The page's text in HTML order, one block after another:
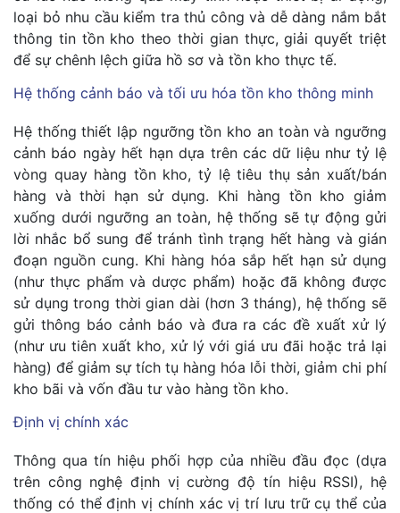
loại bỏ nhu cầu kiểm tra thủ công và dễ dàng nắm bắt
thông tin tồn kho theo thời gian thực, giải quyết triệt
để sự chênh lệch giữa hồ sơ và tồn kho thực tế.
Hệ thống cảnh báo và tối ưu hóa tồn kho thông minh
Hệ thống thiết lập ngưỡng tồn kho an toàn và ngưỡng
cảnh báo ngày hết hạn dựa trên các dữ liệu như tỷ lệ
vòng quay hàng tồn kho, tỷ lệ tiêu thụ sản xuất/bán
hàng và thời hạn sử dụng. Khi hàng tồn kho giảm
xuống dưới ngưỡng an toàn, hệ thống sẽ tự động gửi
lời nhắc bổ sung để tránh tình trạng hết hàng và gián
đoạn nguồn cung. Khi hàng hóa sắp hết hạn sử dụng
(như thực phẩm và dược phẩm) hoặc đã không được
sử dụng trong thời gian dài (hơn 3 tháng), hệ thống sẽ
gửi thông báo cảnh báo và đưa ra các đề xuất xử lý
(như ưu tiên xuất kho, xử lý với giá ưu đãi hoặc trả lại
hàng) để giảm sự tích tụ hàng hóa lỗi thời, giảm chi phí
kho bãi và vốn đầu tư vào hàng tồn kho.
Định vị chính xác
Thông qua tín hiệu phối hợp của nhiều đầu đọc (dựa
trên công nghệ định vị cường độ tín hiệu RSSI), hệ
thống có thể định vị chính xác vị trí lưu trữ cụ thể của